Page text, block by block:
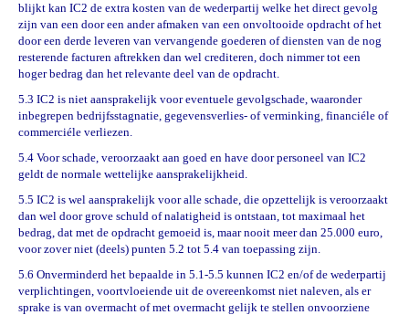
blijkt kan IC2 de extra kosten van de wederpartij welke het direct gevolg
zijn van een door een ander afmaken van een onvoltooide opdracht of het
door een derde leveren van vervangende goederen of diensten van de nog
resterende facturen aftrekken dan wel crediteren, doch nimmer tot een
hoger bedrag dan het relevante deel van de opdracht.
5.3 IC2 is niet aansprakelijk voor eventuele gevolgschade, waaronder
inbegrepen bedrijfsstagnatie, gegevensverlies- of verminking, financiéle of
commerciéle verliezen.
5.4 Voor schade, veroorzaakt aan goed en have door personeel van IC2
geldt de normale wettelijke aansprakelijkheid.
5.5 IC2 is wel aansprakelijk voor alle schade, die opzettelijk is veroorzaakt
dan wel door grove schuld of nalatigheid is ontstaan, tot maximaal het
bedrag, dat met de opdracht gemoeid is, maar nooit meer dan 25.000 euro,
voor zover niet (deels) punten 5.2 tot 5.4 van toepassing zijn.
5.6 Onverminderd het bepaalde in 5.1-5.5 kunnen IC2 en/of de wederpartij
verplichtingen, voortvloeiende uit de overeenkomst niet naleven, als er
sprake is van overmacht of met overmacht gelijk te stellen onvoorziene